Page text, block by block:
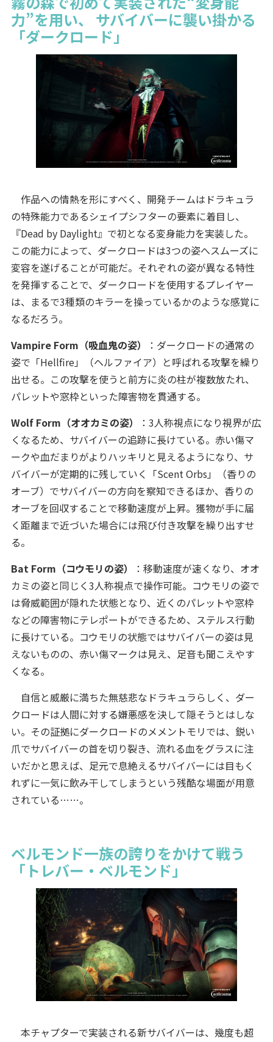
力”を用い、 サバイバーに襲い掛かる
「ダークロード」
作品への情熱を形にすべく、開発チームはドラキュラ
の特殊能力であるシェイプシフターの要素に着目し、
『Dead by Daylight』で初となる変身能力を実装した。
この能力によって、ダークロードは3つの姿へスムーズに
変容を遂げることが可能だ。それぞれの姿が異なる特性
を発揮することで、ダークロードを使用するプレイヤー
は、まるで3種類のキラーを操っているかのような感覚に
なるだろう。
Vampire Form（吸血鬼の姿）
：ダークロードの通常の
姿で「Hellfire」（ヘルファイア）と呼ばれる攻撃を繰り
出せる。この攻撃を使うと前方に炎の柱が複数放たれ、
パレットや窓枠といった障害物を貫通する。
Wolf Form（オオカミの姿）
：3人称視点になり視界が広
くなるため、サバイバーの追跡に長けている。赤い傷マ
ークや血だまりがよりハッキリと見えるようになり、サ
バイバーが定期的に残していく「Scent Orbs」（香りの
オーブ）でサバイバーの方向を察知できるほか、香りの
オーブを回収することで移動速度が上昇。獲物が手に届
く距離まで近づいた場合には飛び付き攻撃を繰り出すせ
る。
Bat Form（コウモリの姿）
：移動速度が速くなり、オオ
カミの姿と同じく3人称視点で操作可能。コウモリの姿で
は脅威範囲が隠れた状態となり、近くのパレットや窓枠
などの障害物にテレポートができるため、ステルス行動
に長けている。コウモリの状態ではサバイバーの姿は見
えないものの、赤い傷マークは見え、足音も聞こえやす
くなる。
自信と威厳に満ちた無慈悲なドラキュラらしく、ダー
クロードは人間に対する嫌悪感を決して隠そうとはしな
い。その証拠にダークロードのメメントモリでは、鋭い
爪でサバイバーの首を切り裂き、流れる血をグラスに注
いだかと思えば、足元で息絶えるサバイバーには目もく
れずに一気に飲み干してしまうという残酷な場面が用意
されている……。
ベルモンド一族の誇りをかけて戦う
「トレバー・ベルモンド」
本チャプターで実装される新サバイバーは、幾度も超